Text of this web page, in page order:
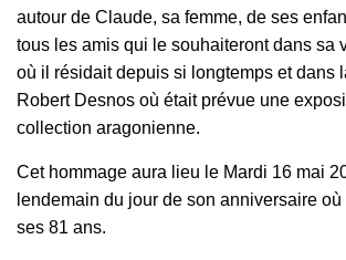
autour de Claude, sa femme, de ses
tous les amis qui le souhaiteront dans sa
où il résidait depuis si longtemps et dans
Robert Desnos où était prévue une
collection aragonienne.
Cet hommage aura lieu le Mardi 16 mai
lendemain du jour de son anniversaire
ses 81 ans.